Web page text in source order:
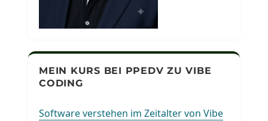
MEIN KURS BEI PPEDV ZU VIBE
CODING
Software verstehen im Zeitalter von Vibe